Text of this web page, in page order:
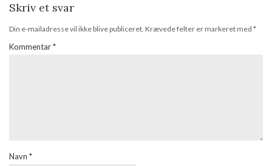
Skriv et svar
Din e-mailadresse vil ikke blive publiceret. Krævede felter er markeret med *
Kommentar*
Navn *